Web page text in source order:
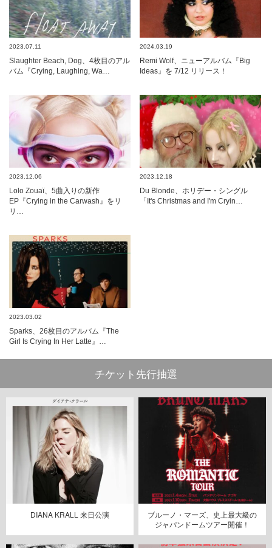
2023.07.11
Slaughter Beach, Dog、4枚目のアル
バム『Crying, Laughing, Wa…
2024.03.19
Remi Wolf、ニューアルバム『Big
Ideas』を 7/12 リリース！
2023.12.06
Lolo Zouaï、5曲入りの新作
EP『Crying in the Carwash』をリ
リ…
2023.12.18
Du Blonde、ホリデー・シングル
「It's Christmas and I'm Cryin…
2023.03.02
Sparks、26枚目のアルバム『The
Girl Is Crying In Her Latte』…
チケット先行抽選
DIANA KRALL 来日公演
ブルーノ・マーズ、史上最大級の
ジャパンドームツアー開催！